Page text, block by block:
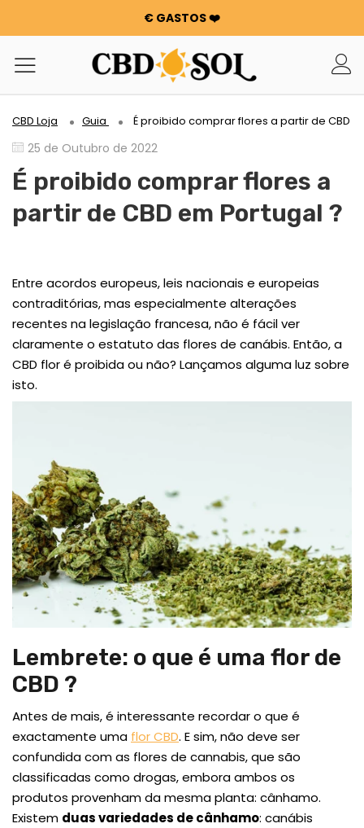
€ GASTOS ❤️
WATERMELON CBD A PARTIR DE 0,30 €/g 🍉 !
OS PEDIDOS SÃO DUPLICADOS ✨
100 G DE FLORES OU RESINAS OFERECIDAS POR CADA 100
€ GASTOS ❤️
WATERMELON CBD A PARTIR DE 0,30 €/g 🍉 !
100 G DE FLORES OU RESINAS OFERECIDAS POR CADA 100
€ GASTOS ❤️
CBD Loja Guia É proibido comprar flores a partir de CBD
25 de Outubro de 2022
É proibido comprar flores a
partir de CBD em Portugal ?
Entre acordos europeus, leis nacionais e europeias
contraditórias, mas especialmente alterações
recentes na legislação francesa, não é fácil ver
claramente o estatuto das flores de canábis. Então, a
CBD flor é proibida ou não? Lançamos alguma luz sobre
isto.
Lembrete: o que é uma flor de
CBD ?
Antes de mais, é interessante recordar o que é
exactamente uma flor CBD. E sim, não deve ser
confundida com as flores de cannabis, que são
classificadas como drogas, embora ambos os
produtos provenham da mesma planta: cânhamo.
Existem duas variedades de cânhamo: canábis